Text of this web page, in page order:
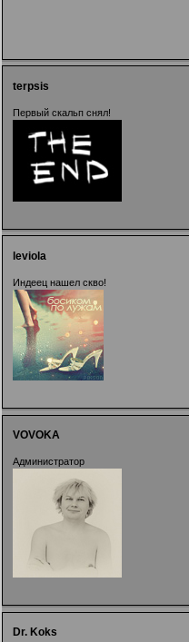
terpsis
Первый скальп снял!
leviola
Индеец нашел скво!
VOVOKA
Администратор
Dr. Koks